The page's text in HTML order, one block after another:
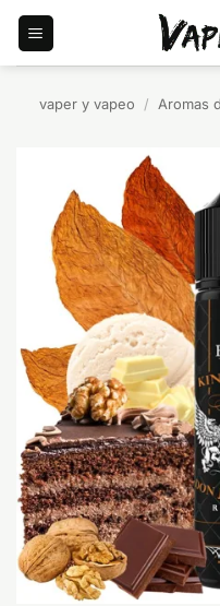
Saltar
contenido
vaper y vapeo / Aromas